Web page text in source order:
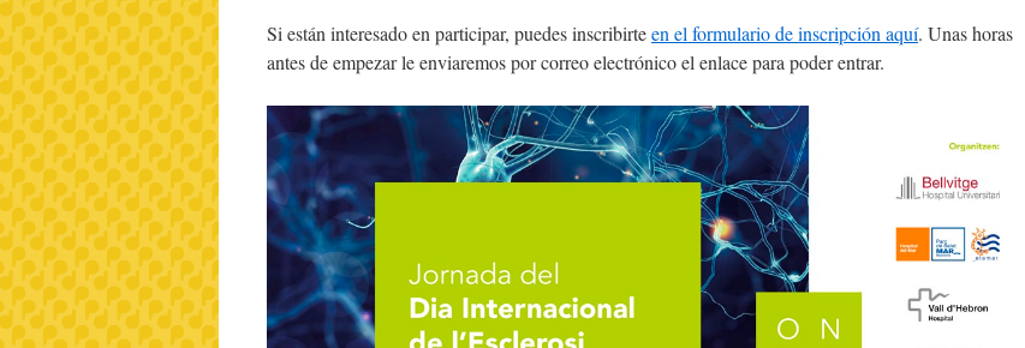
Si están interesado en participar, puedes inscribirteen el formulario de inscripción aquí. Unas horas
antes de empezar le enviaremos por correo electrónico el enlace para poder entrar.